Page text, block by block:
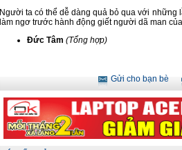
Người ta có thể dễ dàng quả bỏ qua với
làm ngơ trước hành động giết người dã man
Đức Tâm (Tổng hợp)
Gửi cho bạn bè